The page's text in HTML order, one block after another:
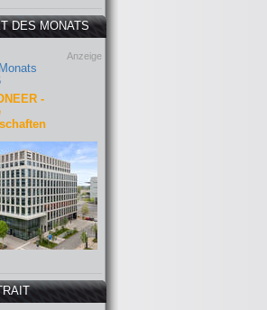
DES MONATS
Anzeige
-